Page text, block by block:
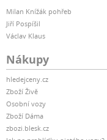
Milan Knížák pohřeb
Jiří Pospíšil
Václav Klaus
Nákupy
hledejceny.cz
Zboží Živě
Osobní vozy
Zboží Dáma
zbozi.blesk.cz